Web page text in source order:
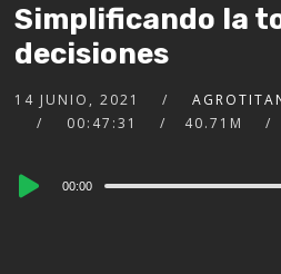
Simplificando la
decisiones
14 JUNIO, 2021
00:47:31
40.71M
Audio
00:00